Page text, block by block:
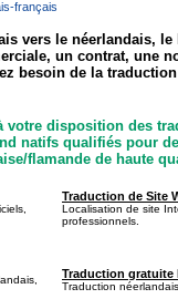
français
vers le néerlandais,
un contrat, une
besoin de la
votre disposition des
natifs qualifiés pour
flamande de haute
Traduction de Site
Localisation de site
professionnels.
Traduction gratuite
Traduction